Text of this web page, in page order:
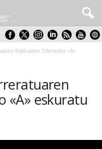
Ereduaren Zilarrezko «A»
«A» eskuratu